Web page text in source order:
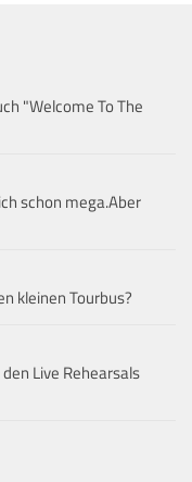
"Welcome To The
schon mega.Aber
kleinen Tourbus?
Live Rehearsals